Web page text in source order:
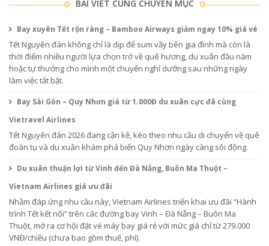
BÀI VIẾT CÙNG CHUYÊN MỤC
Bay xuyên Tết rộn ràng – Bamboo Airways giảm ngay 10% giá vé
Tết Nguyên đán không chỉ là dịp để sum vầy bên gia đình mà còn là
thời điểm nhiều người lựa chọn trở về quê hương, du xuân đầu năm
hoặc tự thưởng cho mình một chuyến nghỉ dưỡng sau những ngày
làm việc tất bật.
Bay Sài Gòn – Quy Nhơn giá từ 1.000Đ du xuân cực đã cùng
Vietravel Airlines
Tết Nguyên đán 2026 đang cận kề, kéo theo nhu cầu di chuyển về quê
đoàn tụ và du xuân khám phá biển Quy Nhơn ngày càng sôi động.
Du xuân thuận lợi từ Vinh đến Đà Nẵng, Buôn Ma Thuột –
Vietnam Airlines giá ưu đãi
Nhằm đáp ứng nhu cầu này, Vietnam Airlines triển khai ưu đãi “Hành
trình Tết kết nối” trên các đường bay Vinh – Đà Nẵng – Buôn Ma
Thuột, mở ra cơ hội đặt vé máy bay giá rẻ với mức giá chỉ từ 279.000
VNĐ/chiều (chưa bao gồm thuế, phí).